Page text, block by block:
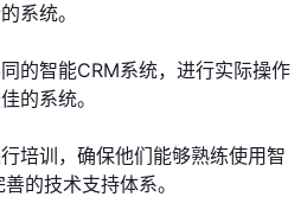
系统。
的智能CRM系统，进行实际操作
的系统。
培训，确保他们能够熟练使用智
的技术支持体系。